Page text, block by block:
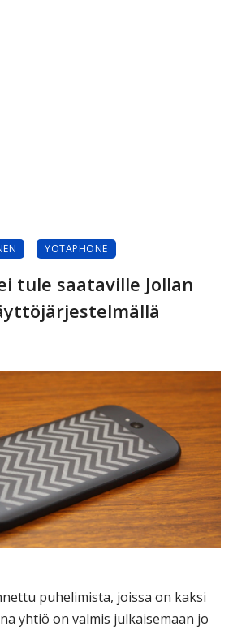
YOTAPHONE
tule saataville Jollan
puhelimista, joissa on kaksi
yhtiö on valmis julkaisemaan jo